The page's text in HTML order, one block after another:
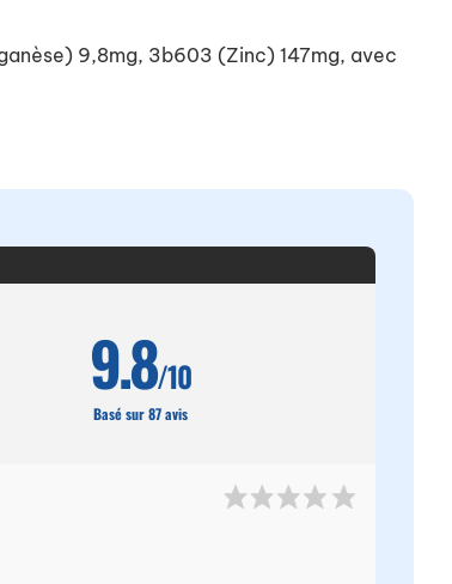
9,8mg, 3b603 (Zinc) 147mg, avec
9.8/10
Basé sur 87 avis